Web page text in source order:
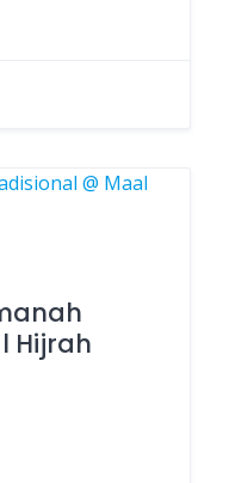
Hijrah